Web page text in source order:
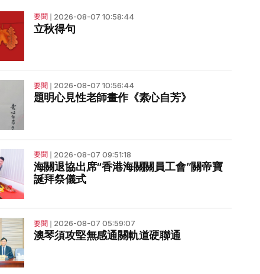
要聞 ❘ 2026-08-07 10:58:44
立秋得句
要聞 ❘ 2026-08-07 10:56:44
題明心見性老師畫作《素心自芳》
要聞 ❘ 2026-08-07 09:51:18
海關退協出席“香港海關關員工會”關帝寶
誕拜祭儀式
要聞❘ 2026-08-07 05:59:07
澳琴須攻堅無感通關軌道硬聯通